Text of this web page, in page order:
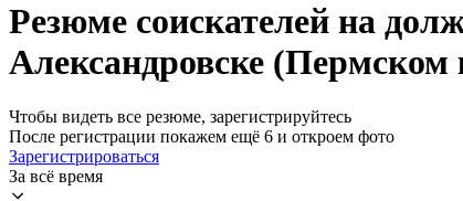
Резюме соискателей на
Александровске (Пермском
Чтобы видеть все резюме, зарегистрируйтесь
После регистрации покажем ещё 6 и откроем фото
Зарегистрироваться
За всё время